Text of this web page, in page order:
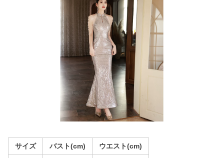
サイズ バスト(cm) ウエスト(cm)